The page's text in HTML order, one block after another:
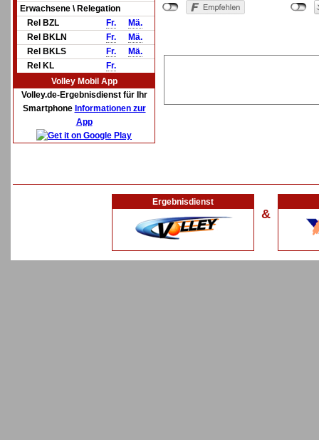
Erwachsene \ Relegation
Rel BZL
Fr.
Mä.
Rel BKLN
Fr.
Mä.
Rel BKLS
Fr.
Mä.
Rel KL
Fr.
Volley Mobil App
Volley.de-Ergebnisdienst für Ihr
Smartphone Informationen zur
App
Ergebnisdienst
&